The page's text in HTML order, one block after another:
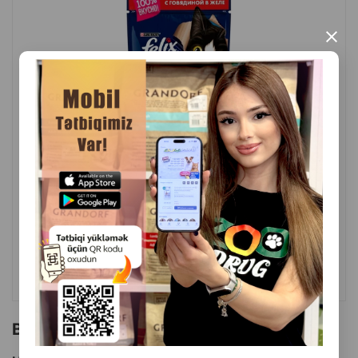
×
( Rəylər)
Çəki Qiymət
Almaq
1 ədəd
0.75 0.92
ALMAQ
Bu brendin başqa məhsulları